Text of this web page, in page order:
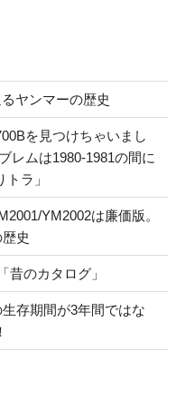
ヤンマーの歴史
を見つけちゃいまし
レムは1980-1981の間に
ラ」
YM2002は廉価版。
史
昔のカタログ」
存期間が3年間ではな